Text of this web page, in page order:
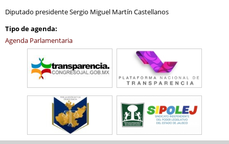
Diputado presidente Sergio Miguel Martín Castellanos
Tipo de agenda:
Agenda Parlamentaria